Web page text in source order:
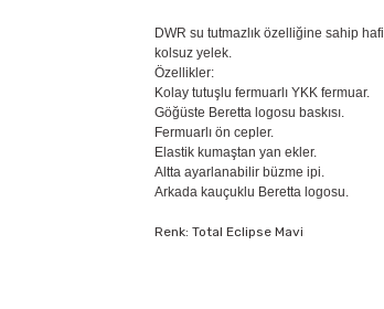
DWR su tutmazlık özelliğine sahip
kolsuz yelek.
Özellikler:
Kolay tutuşlu fermuarlı YKK fermuar.
Göğüste Beretta logosu baskısı.
Fermuarlı ön cepler.
Elastik kumaştan yan ekler.
Altta ayarlanabilir büzme ipi.
Arkada kauçuklu Beretta logosu.
Renk: Total Eclipse Mavi